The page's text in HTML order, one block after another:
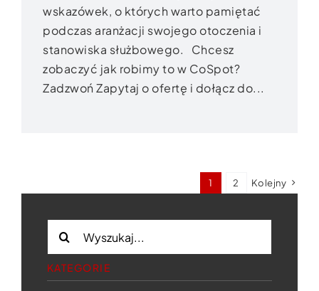
wskazówek, o których warto pamiętać
podczas aranżacji swojego otoczenia i
stanowiska służbowego. Chcesz
zobaczyć jak robimy to w CoSpot?
Zadzwoń Zapytaj o ofertę i dołącz do...
1 2 Kolejny
Szukaj
KATEGORIE